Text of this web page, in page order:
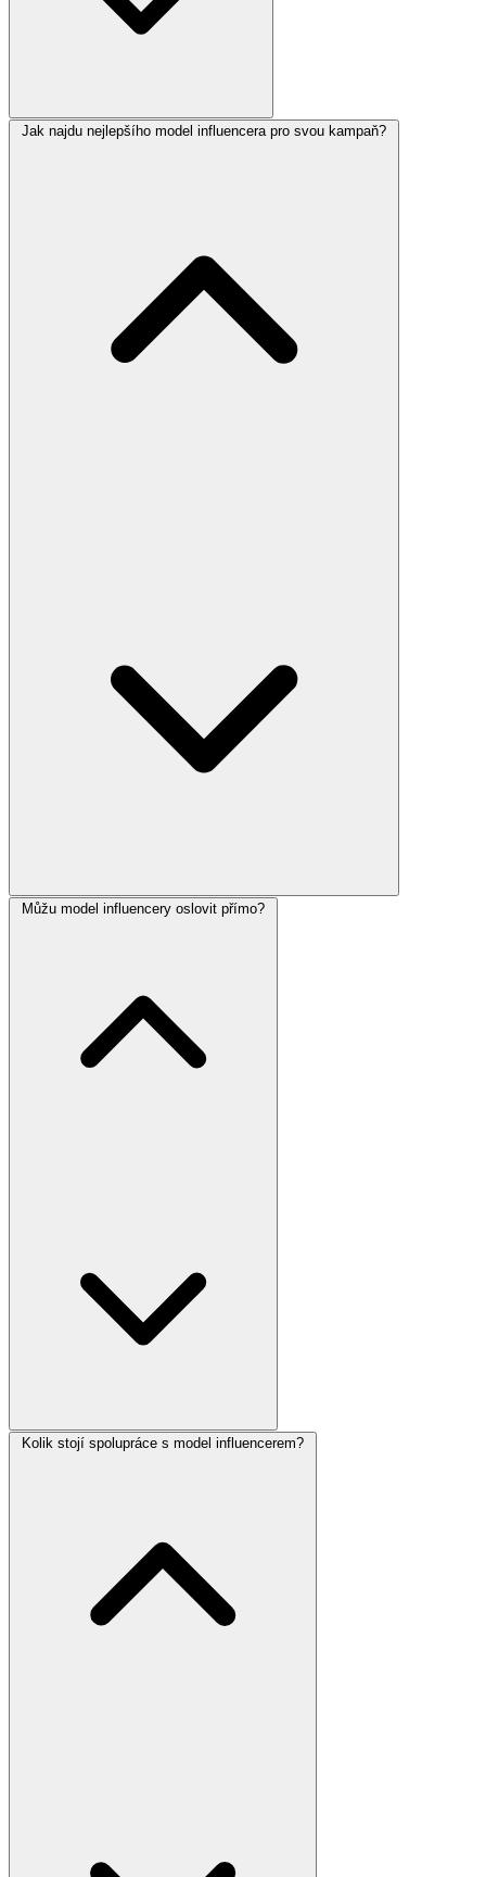
Jak najdu nejlepšího model influencera pro svou kampaň?
Můžu model influencery oslovit přímo?
Kolik stojí spolupráce s model influencerem?